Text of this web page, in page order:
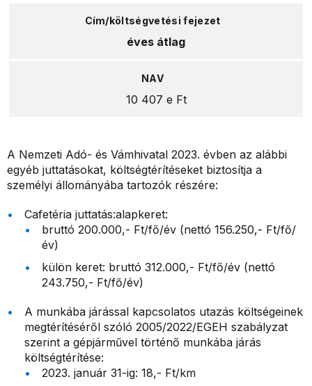
éves átlag
10 407 e Ft
A Nemzeti Adó- és Vámhivatal 2023. évben az alábbi
egyéb juttatásokat, költségtérítéseket biztosítja a
személyi állományába tartozók részére:
Cafetéria juttatás:alapkeret:
bruttó 200.000,- Ft/fő/év (nettó 156.250,- Ft/fő/
év)
külön keret: bruttó 312.000,- Ft/fő/év (nettó
243.750,- Ft/fő/év)
A munkába járással kapcsolatos utazás költségeinek
megtérítéséről szóló 2005/2022/EGEH szabályzat
szerint a gépjárművel történő munkába járás
költségtérítése:
2023. január 31-ig: 18,- Ft/km